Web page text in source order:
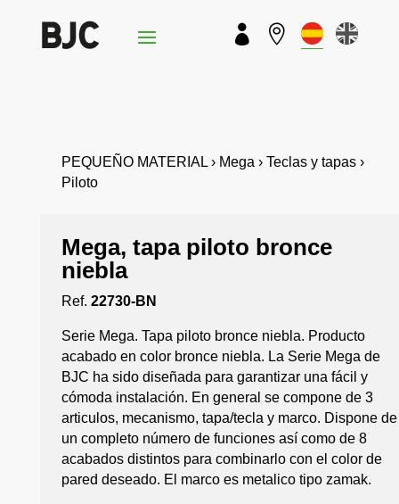
 
PEQUEÑO MATERIAL › Mega › Teclas y tapas ›
Piloto
Mega, tapa piloto bronce
niebla
Ref. 22730-BN
Serie Mega. Tapa piloto bronce niebla. Producto
acabado en color bronce niebla. La Serie Mega de
BJC ha sido diseñada para garantizar una fácil y
cómoda instalación. En general se compone de 3
articulos, mecanismo, tapa/tecla y marco. Dispone de
un completo número de funciones así como de 8
acabados distintos para combinarlo con el color de
pared deseado. El marco es metalico tipo zamak.